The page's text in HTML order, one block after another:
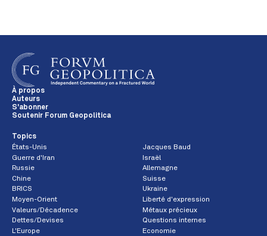
À propos
Auteurs
S'abonner
Soutenir Forum Geopolitica
Topics
États-Unis
Jacques Baud
Guerre d'Iran
Israël
Russie
Allemagne
Chine
Suisse
BRICS
Ukraine
Moyen-Orient
Liberté d'expression
Valeurs/Décadence
Métaux précieux
Dettes/Devises
Questions internes
L'Europe
Economie